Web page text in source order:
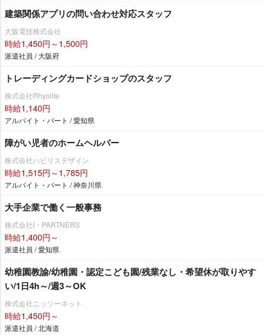
建築関係アプリの問い合わせ対応スタッフ
大阪電技株式会社
時給1,450円～1,500円
派遣社員 / 大阪府
トレーディングカードショップのスタッフ
株式会社Rhyolite
時給1,140円
アルバイト・パート / 愛知県
障がい児者のホームヘルパー
株式会社ハビリスデザイン
時給1,515円～1,785円
アルバイト・パート / 神奈川県
大手企業で働く一般事務
株式会社I・PARTNERS
時給1,400円～
派遣社員 / 愛知県
幼稚園教諭/幼稚園・認定こども園/残業なし・希望休が取りやす
い/1日4h～/週3～OK
株式会社ニッソーネット
時給1,450円～
派遣社員 / 北海道